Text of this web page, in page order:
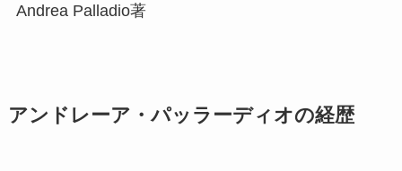
Andrea Palladio著
アンドレーア・パッラーディオの経歴